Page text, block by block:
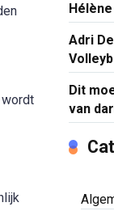
wordt
Adri
Dit
van